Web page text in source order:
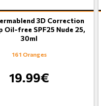
3D Correction
Oil-free SPF25 Nude 25,
30ml
161 Oranges
19.99€